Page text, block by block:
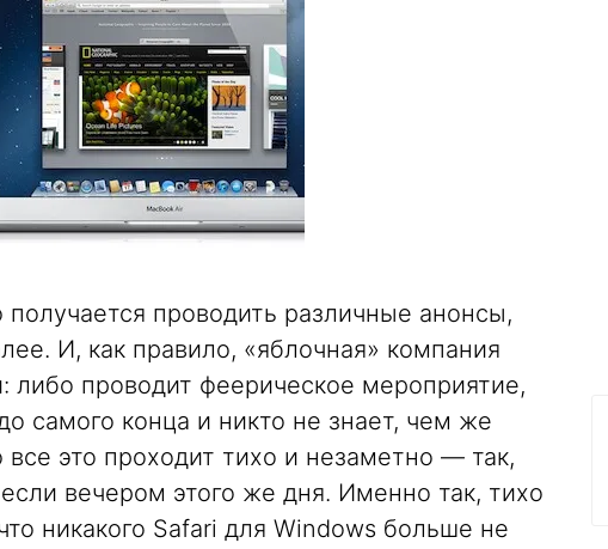
проводить различные анонсы,
И, как правило, «яблочная» компания
либо проводит феерическое мероприятие,
самого конца и никто не знает, чем же
это проходит тихо и незаметно — так,
вечером этого же дня. Именно так, тихо
никакого Safari для Windows больше не